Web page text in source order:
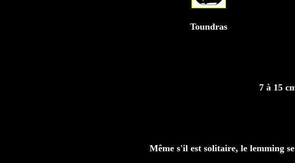
Toundras
7 à 15
Même s'il est solitaire, le lemming